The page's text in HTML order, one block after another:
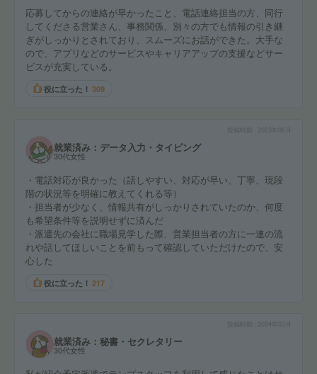
応募してからの連絡が早かったこと、電話連絡担当の方、同行
してくださる営業さん、事務関係、別々の方でも情報の引き継
ぎがしっかりとされており、スムーズにお話ができた。大手な
ので、アプリなどのサービスやキャリアアップの支援などサー
ビスが充実している。
役に立った！ 309
就業済み：データ入力・タイピング
30代女性
・電話対応が良かった（話しやすい、対応が早い、丁寧、現段
階の状況等を明確に教えてくれる等）
・担当者が少なく、情報共有がしっかりされていたのか、何度
も希望条件等を説明せずに済んだ
・派遣先の会社に職場見学した際、営業担当者の方に一連の流
れや話してほしいことを前もって確認していただけたので、安
心した
役に立った！ 217
2024年03月
就業済み：秘書・セクレタリー
30代女性